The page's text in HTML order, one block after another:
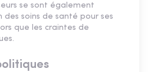
se sont également
des soins de santé pour ses
que les craintes de